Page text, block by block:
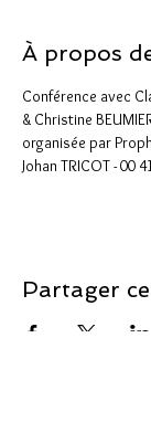
À propos
Conférence avec
& Christine
organisée par
Johan TRICOT - 00
Partager